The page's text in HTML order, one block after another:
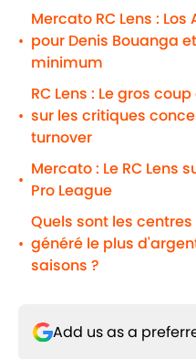
•
Mercato RC Lens :
pour Denis Bouanga
minimum
•
RC Lens : Le gros
sur les critiques
turnover
•
Mercato : Le RC Lens
Pro League
•
Quels sont les
généré le plus
saisons ?
Add us as a